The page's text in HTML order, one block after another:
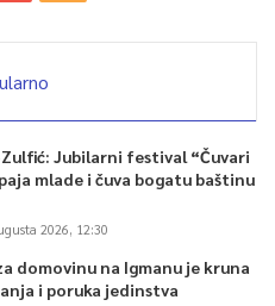
Jubilarni festival “Čuvari
mlade i čuva bogatu baštinu
2026, 12:30
domovinu na Igmanu je kruna
i poruka jedinstva